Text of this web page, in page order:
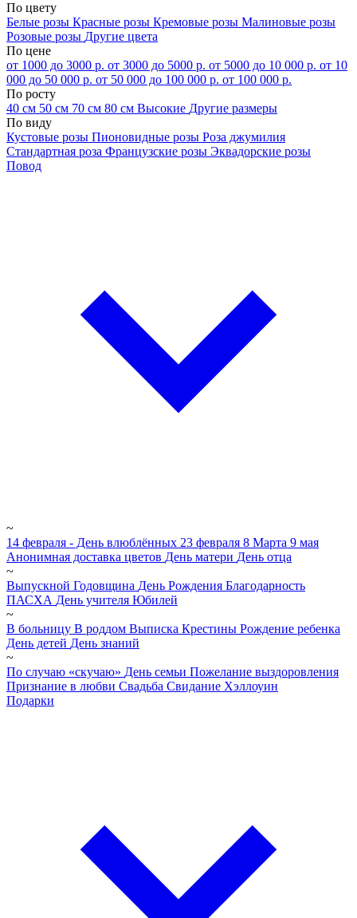
По цвету
Белые розы Красные розы Кремовые розы Малиновые розы
Розовые розы Другие цвета
По цене
от 1000 до 3000 р. от 3000 до 5000 р. от 5000 до 10 000 р. от 10
000 до 50 000 р. от 50 000 до 100 000 р. от 100 000 р.
По росту
40 см 50 см 70 см 80 см Высокие Другие размеры
По виду
Кустовые розы Пионовидные розы Роза джумилия
Стандартная роза Французские розы Эквадорские розы
Повод
~
14 февраля - День влюблённых 23 февраля 8 Марта 9 мая
Анонимная доставка цветов День матери День отца
~
Выпускной Годовщина День Рождения Благодарность
ПАСХА День учителя Юбилей
~
В больницу В роддом Выписка Крестины Рождение ребенка
День детей День знаний
~
По случаю «скучаю» День семьи Пожелание выздоровления
Признание в любви Свадьба Свидание Хэллоуин
Подарки